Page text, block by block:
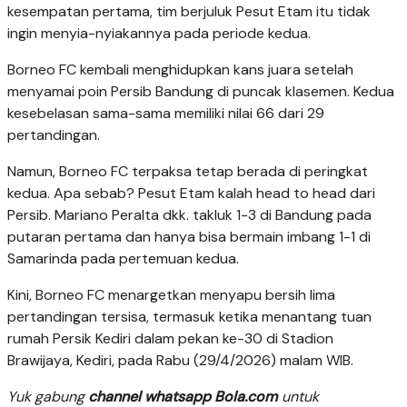
kesempatan pertama, tim berjuluk Pesut Etam itu tidak
ingin menyia-nyiakannya pada periode kedua.
Borneo FC kembali menghidupkan kans juara setelah
menyamai poin Persib Bandung di puncak klasemen. Kedua
kesebelasan sama-sama memiliki nilai 66 dari 29
pertandingan.
Namun, Borneo FC terpaksa tetap berada di peringkat
kedua. Apa sebab? Pesut Etam kalah head to head dari
Persib. Mariano Peralta dkk. takluk 1-3 di Bandung pada
putaran pertama dan hanya bisa bermain imbang 1-1 di
Samarinda pada pertemuan kedua.
Kini, Borneo FC menargetkan menyapu bersih lima
pertandingan tersisa, termasuk ketika menantang tuan
rumah Persik Kediri dalam pekan ke-30 di Stadion
Brawijaya, Kediri, pada Rabu (29/4/2026) malam WIB.
Yuk gabungchannel whatsapp Bola.comuntuk